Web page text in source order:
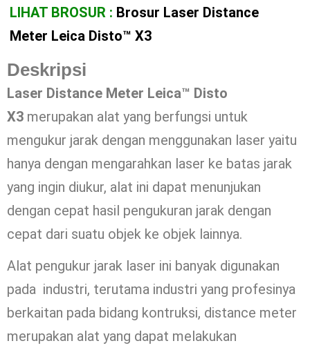
LIHAT BROSUR : Brosur Laser Distance
Meter Leica Disto™ X3
Deskripsi
Laser Distance Meter Leica™ Disto
X3 merupakan alat yang berfungsi untuk
mengukur jarak dengan menggunakan laser yaitu
hanya dengan mengarahkan laser ke batas jarak
yang ingin diukur, alat ini dapat menunjukan
dengan cepat hasil pengukuran jarak dengan
cepat dari suatu objek ke objek lainnya.
Alat pengukur jarak laser ini banyak digunakan
pada industri, terutama industri yang profesinya
berkaitan pada bidang kontruksi, distance meter
merupakan alat yang dapat melakukan